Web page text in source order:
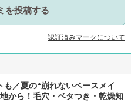
参考になった 0
を投稿する
認証済みマークについて
も／夏の“崩れないベースメイ
から！毛穴・ベタつき・乾燥知